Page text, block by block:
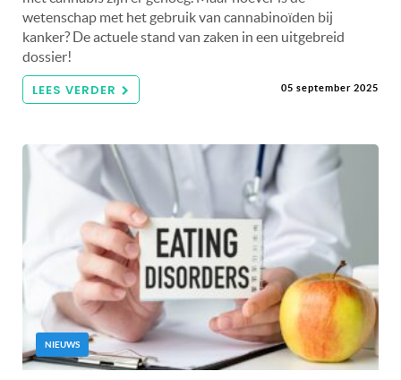
wetenschap met het gebruik van cannabinoïden bij
kanker? De actuele stand van zaken in een uitgebreid
dossier!
LEES VERDER 05 september 2025
NIEUWS